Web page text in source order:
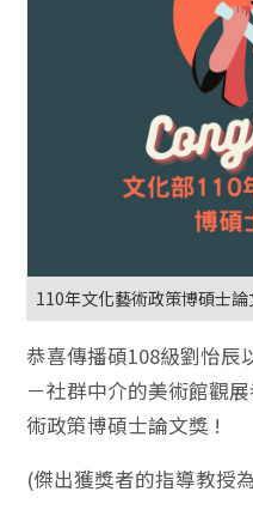
110年文化藝術政策博碩士論
恭喜傳播碩108級劉怡辰
－社群中介的美術館觀
術政策博碩士論文獎 !
(傑出獲獎者的指導教授